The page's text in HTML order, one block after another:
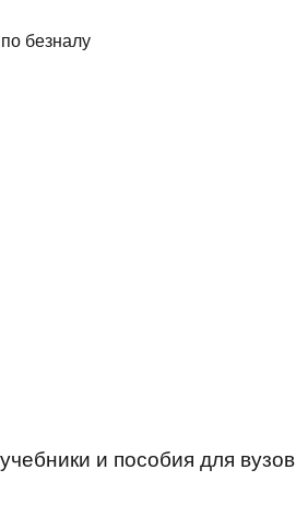
безналу
и пособия для вузов